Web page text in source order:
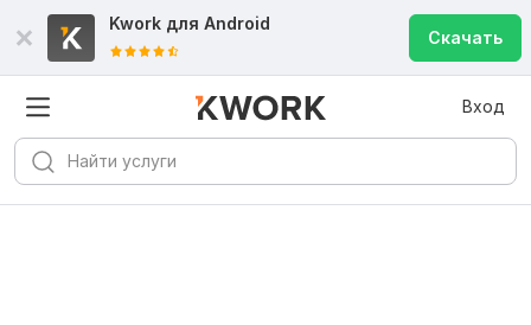
Kwork для Android
Скачать
Вход